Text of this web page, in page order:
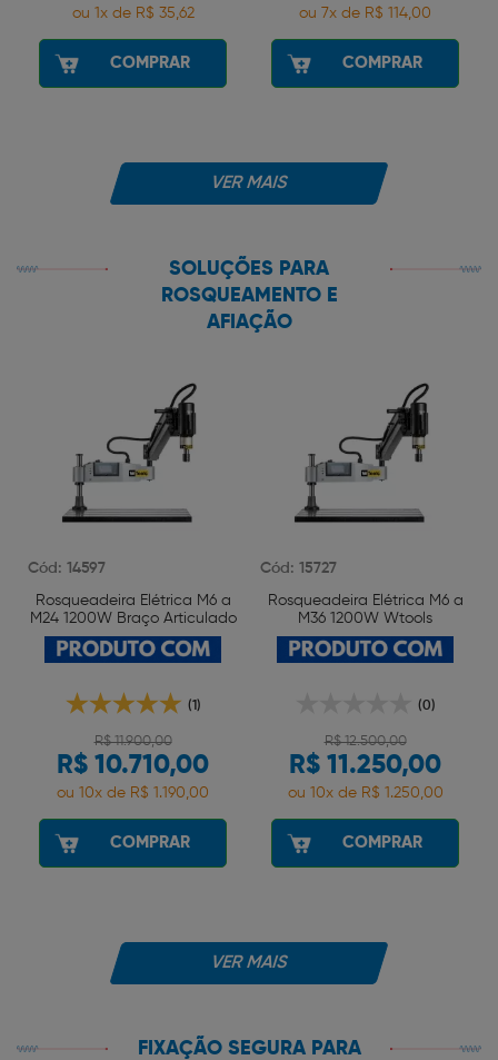
ou 1x de R$ 35,62
COMPRAR
ou 7x de R$ 114,00
COMPRAR
VER MAIS
SOLUÇÕES PARA
ROSQUEAMENTO E
AFIAÇÃO
Cód: 14597
Rosqueadeira Elétrica M6 a
M24 1200W Braço Articulado
Wtools
(1)
R$ 11.900,00
R$ 10.710,00
ou 10x de R$ 1.190,00
COMPRAR
Cód: 15727
Rosqueadeira Elétrica M6 a
M36 1200W Wtools
(0)
R$ 12.500,00
R$ 11.250,00
ou 10x de R$ 1.250,00
COMPRAR
VER MAIS
FIXAÇÃO SEGURA PARA